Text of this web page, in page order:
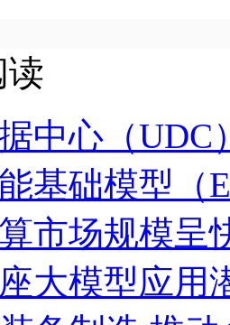
读
中心（UDC
基础模型（
市场规模呈
大模型应用